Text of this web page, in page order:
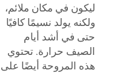
ليكون في مكان ملائم،
ولكنه يولد نسيمًا كافيًا
حتى في أشد أيام
الصيف حرارة. تحتوي
هذه المروحة أيضًا على